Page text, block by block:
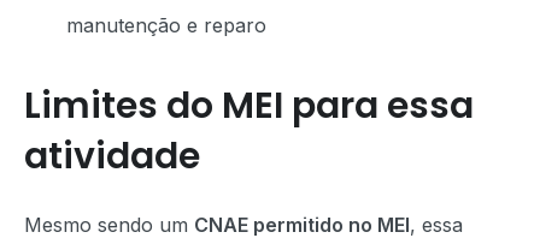
manutenção e reparo
Limites do MEI para essa
atividade
Mesmo sendo um CNAE permitido no MEI, essa